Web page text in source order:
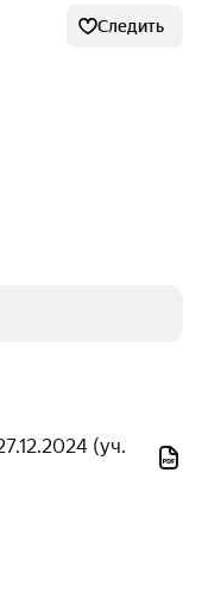
1 700 учеников.
Следить
(уч.